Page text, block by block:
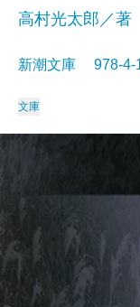
高村光太郎／著
新潮文庫 978-
文庫